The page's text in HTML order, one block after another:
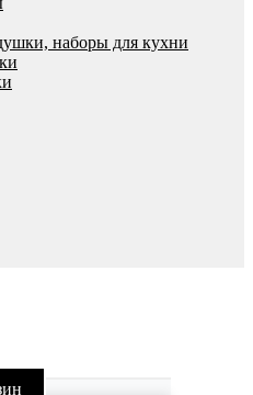
наборы для кухни